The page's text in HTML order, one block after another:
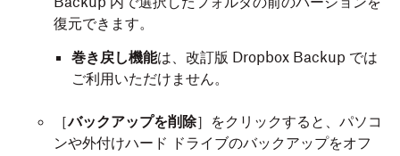
復元できます。
巻き戻し機能は、改訂版 Dropbox Backup では
ご利用いただけません。
［バックアップを削除］をクリックすると、パソコ
ンや外付けハード ドライブのバックアップをオフ